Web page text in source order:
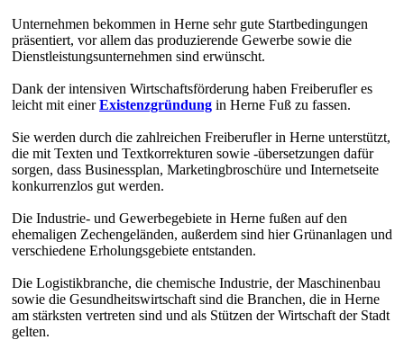
Unternehmen bekommen in Herne sehr gute Startbedingungen
präsentiert, vor allem das produzierende Gewerbe sowie die
Dienstleistungsunternehmen sind erwünscht.
Dank der intensiven Wirtschaftsförderung haben Freiberufler es
leicht mit einerExistenzgründung in Herne Fuß zu fassen.
Sie werden durch die zahlreichen Freiberufler in Herne unterstützt,
die mit Texten und Textkorrekturen sowie -übersetzungen dafür
sorgen, dass Businessplan, Marketingbroschüre und Internetseite
konkurrenzlos gut werden.
Die Industrie- und Gewerbegebiete in Herne fußen auf den
ehemaligen Zechengeländen, außerdem sind hier Grünanlagen und
verschiedene Erholungsgebiete entstanden.
Die Logistikbranche, die chemische Industrie, der Maschinenbau
sowie die Gesundheitswirtschaft sind die Branchen, die in Herne
am stärksten vertreten sind und als Stützen der Wirtschaft der Stadt
gelten.